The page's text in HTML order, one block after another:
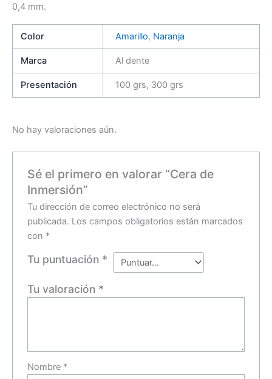
0,4 mm.
Color Amarillo, Naranja
Marca Al dente
Presentación 100 grs, 300 grs
No hay valoraciones aún.
Sé el primero en valorar “Cera de
Inmersión”
Tu dirección de correo electrónico no será
publicada. Los campos obligatorios están marcados
con *
Tu puntuación *
Tu valoración *
Nombre *